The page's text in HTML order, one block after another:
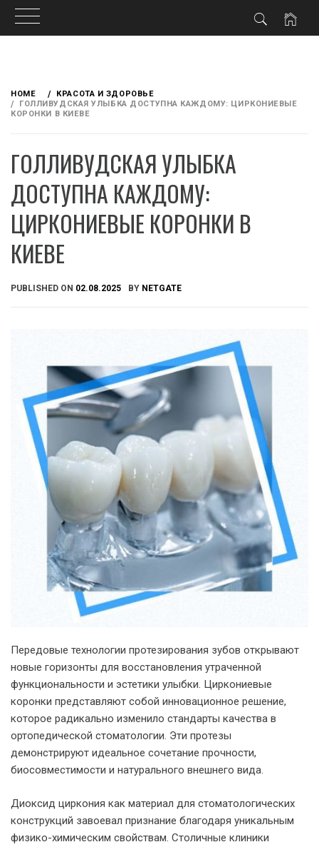
content
HOME
КРАСОТА И ЗДОРОВЬЕ
ГОЛЛИВУДСКАЯ УЛЫБКА ДОСТУПНА КАЖДОМУ: ЦИРКОНИЕВЫЕ
КОРОНКИ В КИЕВЕ
ГОЛЛИВУДСКАЯ УЛЫБКА
ДОСТУПНА КАЖДОМУ:
ЦИРКОНИЕВЫЕ КОРОНКИ В
КИЕВЕ
PUBLISHED ON 02.08.2025 BY NETGATE
Передовые технологии протезирования зубов открывают
новые горизонты для восстановления утраченной
функциональности и эстетики улыбки. Циркониевые
коронки представляют собой инновационное решение,
которое радикально изменило стандарты качества в
ортопедической стоматологии. Эти протезы
демонстрируют идеальное сочетание прочности,
биосовместимости и натурального внешнего вида.
Диоксид циркония как материал для стоматологических
конструкций завоевал признание благодаря уникальным
физико-химическим свойствам. Столичные клиники